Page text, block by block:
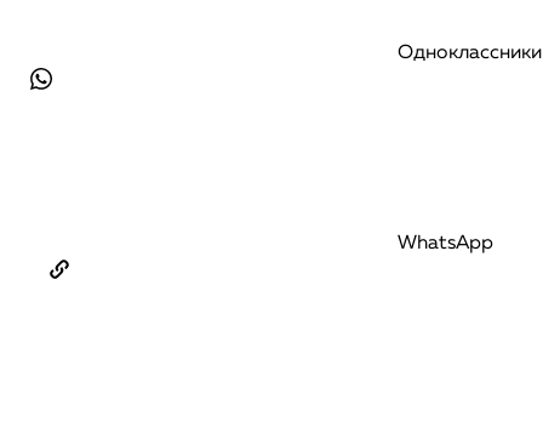
Одноклассники
WhatsApp